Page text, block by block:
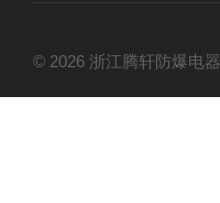
© 2026 浙江腾轩防爆电